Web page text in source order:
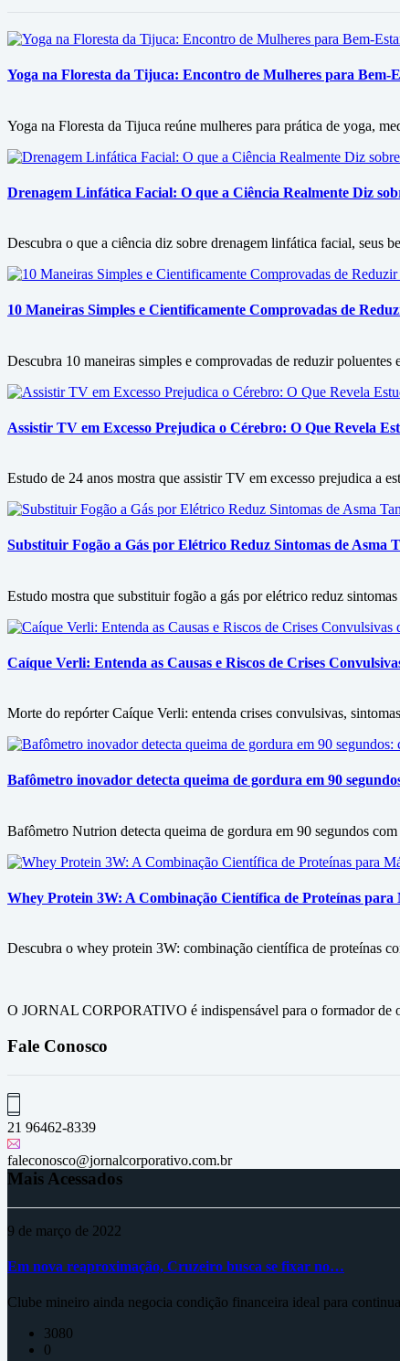
Yoga na Floresta da Tijuca: Encontro de Mulheres para Bem-
Yoga na Floresta da Tijuca reúne mulheres para prática de yoga,
Drenagem Linfática Facial: O que a Ciência Realmente Diz
Descubra o que a ciência diz sobre drenagem linfática facial, seus
10 Maneiras Simples e Cientificamente Comprovadas de
Descubra 10 maneiras simples e comprovadas de reduzir
Assistir TV em Excesso Prejudica o Cérebro: O Que Revela
Estudo de 24 anos mostra que assistir TV em excesso prejudica a
Substituir Fogão a Gás por Elétrico Reduz Sintomas de Asma
Estudo mostra que substituir fogão a gás por elétrico reduz
Caíque Verli: Entenda as Causas e Riscos de Crises
Morte do repórter Caíque Verli: entenda crises convulsivas,
Bafômetro inovador detecta queima de gordura em 90
Bafômetro Nutrion detecta queima de gordura em 90 segundos
Whey Protein 3W: A Combinação Científica de Proteínas
Descubra o whey protein 3W: combinação científica de proteínas
O JORNAL CORPORATIVO é indispensável para o formador de
Fale Conosco
21 96462-8339
faleconosco@jornalcorporativo.com.br
Mais Acessados
9 de março de 2022
Em nova reaproximação, Cruzeiro busca se fixar no…
Clube mineiro ainda negocia condição financeira ideal para
3080
0